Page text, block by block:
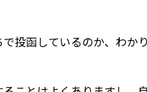
投函しているのか、わか